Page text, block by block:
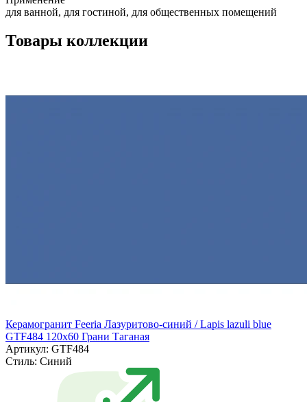
для ванной, для гостиной, для общественных помещений
Товары коллекции
Керамогранит Feeria Лазуритово-синий / Lapis lazuli blue
GTF484 120х60 Грани Таганая
Артикул: GTF484
Стиль: Синий